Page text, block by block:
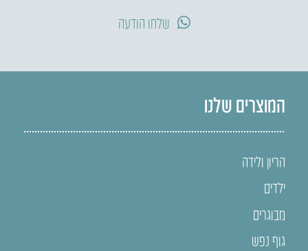
שלחו הודעה
המוצרים שלנו
הריון ולידה
ילדים
מבוגרים
גוף נפש